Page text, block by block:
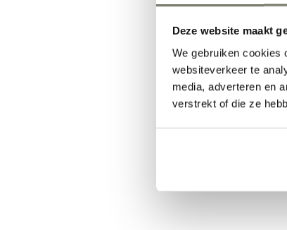
Deze website maakt
We gebruiken cookies
websiteverkeer te
media, adverteren en
verstrekt of die ze